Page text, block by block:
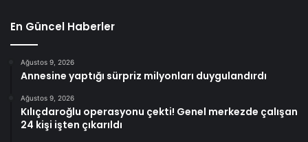
En Güncel Haberler
Ağustos 9, 2026
Annesine yaptığı sürpriz milyonları duygulandırdı
Ağustos 9, 2026
Kılıçdaroğlu operasyonu çekti! Genel merkezde çalışan
24 kişi işten çıkarıldı